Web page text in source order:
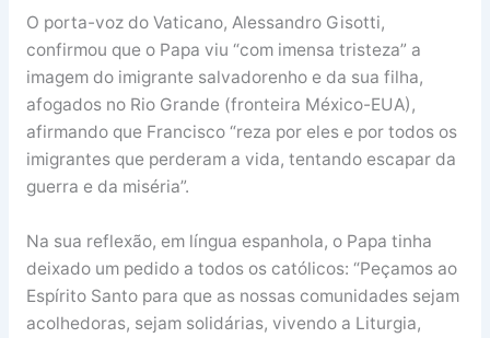
O porta-voz do Vaticano, Alessandro Gisotti,
confirmou que o Papa viu “com imensa tristeza” a
imagem do imigrante salvadorenho e da sua filha,
afogados no Rio Grande (fronteira México-EUA),
afirmando que Francisco “reza por eles e por todos os
imigrantes que perderam a vida, tentando escapar da
guerra e da miséria”.
Na sua reflexão, em língua espanhola, o Papa tinha
deixado um pedido a todos os católicos: “Peçamos ao
Espírito Santo para que as nossas comunidades sejam
acolhedoras, sejam solidárias, vivendo a Liturgia,